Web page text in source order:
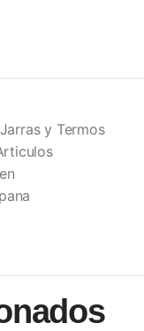
Jarras y Termos